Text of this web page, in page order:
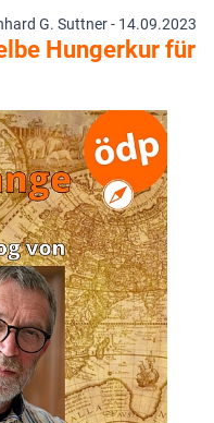
G. Suttner - 14.09.2023
Hungerkur für